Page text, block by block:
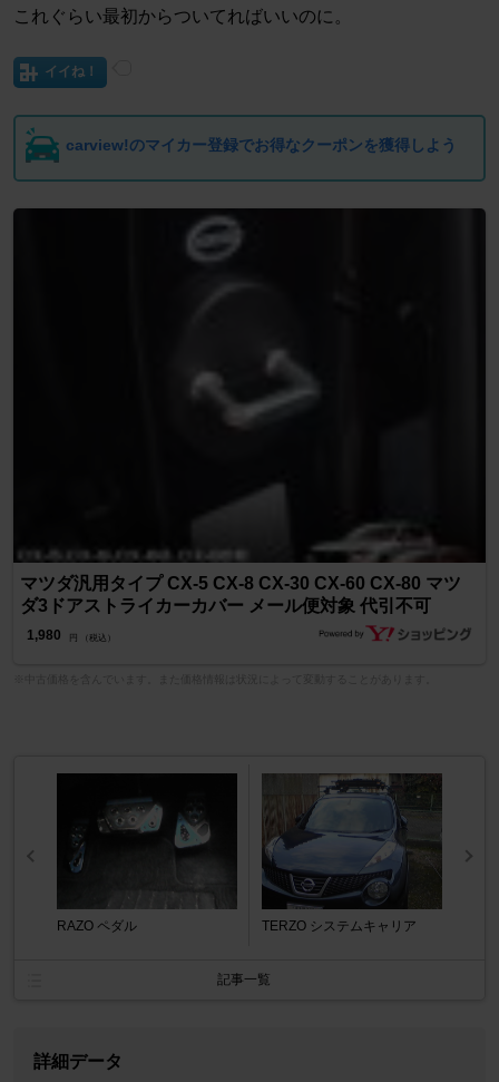
これぐらい最初からついてればいいのに。
イイね！
carview!のマイカー登録でお得なクーポンを獲得しよう
マツダ汎用タイプ CX-5 CX-8 CX-30 CX-60 CX-80 マツ
ダ3ドアストライカーカバー メール便対象 代引不可
1,980 円 （税込）
RAZO ペダル TERZO システムキャリア
記事一覧
詳細データ